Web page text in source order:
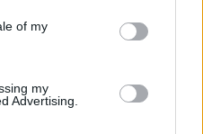
of my
my
Advertising.
20:47
: 35.76 hod.
: 0